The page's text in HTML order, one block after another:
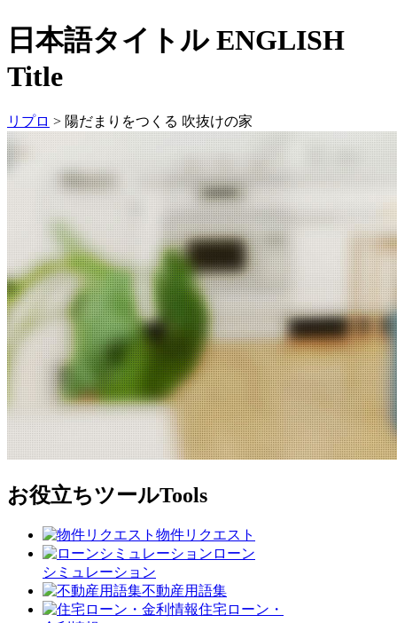
日本語タイトル ENGLISH
Title
リプロ > 陽だまりをつくる 吹抜けの家
お役立ちツールTools
物件リクエスト
ローン
シミュレーション
不動産用語集
住宅ローン・